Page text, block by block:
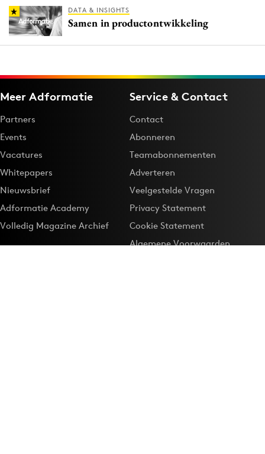
DATA & INSIGHTS
Samen in productontwikkeling
Meer Adformatie
Partners
Events
Vacatures
Whitepapers
Nieuwsbrief
Adformatie Academy
Volledig Magazine Archief
Service & Contact
Contact
Abonneren
Teamabonnementen
Adverteren
Veelgestelde Vragen
Privacy Statement
Cookie Statement
Algemene Voorwaarden